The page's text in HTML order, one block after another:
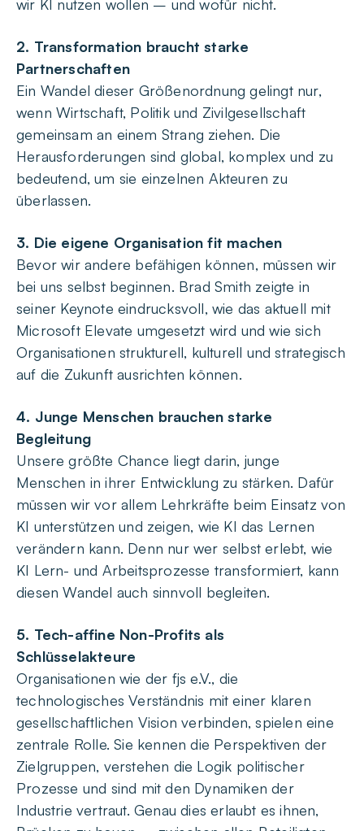
wir KI nutzen wollen – und wofür nicht.
2. Transformation braucht starke
Partnerschaften
Ein Wandel dieser Größenordnung gelingt nur,
wenn Wirtschaft, Politik und Zivilgesellschaft
gemeinsam an einem Strang ziehen. Die
Herausforderungen sind global, komplex und zu
bedeutend, um sie einzelnen Akteuren zu
überlassen.
3. Die eigene Organisation fit machen
Bevor wir andere befähigen können, müssen wir
bei uns selbst beginnen. Brad Smith zeigte in
seiner Keynote eindrucksvoll, wie das aktuell mit
Microsoft Elevate umgesetzt wird und wie sich
Organisationen strukturell, kulturell und strategisch
auf die Zukunft ausrichten können.
4. Junge Menschen brauchen starke
Begleitung
Unsere größte Chance liegt darin, junge
Menschen in ihrer Entwicklung zu stärken. Dafür
müssen wir vor allem Lehrkräfte beim Einsatz von
KI unterstützen und zeigen, wie KI das Lernen
verändern kann. Denn nur wer selbst erlebt, wie
KI Lern- und Arbeitsprozesse transformiert, kann
diesen Wandel auch sinnvoll begleiten.
5. Tech-affine Non-Profits als
Schlüsselakteure
Organisationen wie der fjs e.V., die
technologisches Verständnis mit einer klaren
gesellschaftlichen Vision verbinden, spielen eine
zentrale Rolle. Sie kennen die Perspektiven der
Zielgruppen, verstehen die Logik politischer
Prozesse und sind mit den Dynamiken der
Industrie vertraut. Genau dies erlaubt es ihnen,